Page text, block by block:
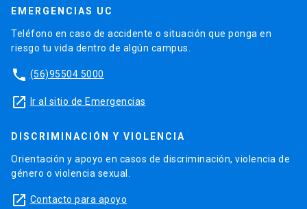
EMERGENCIAS UC
Teléfono en caso de accidente o situación que ponga en
riesgo tu vida dentro de algún campus.
phone (56)95504 5000
launch Ir al sitio de Emergencias
DISCRIMINACIÓN Y VIOLENCIA
Orientación y apoyo en casos de discriminación, violencia de
género o violencia sexual.
launch Contacto para apoyo